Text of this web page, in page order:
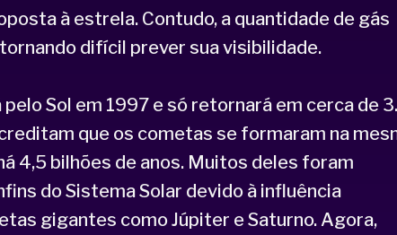
à estrela. Contudo, a quantidade de gás
difícil prever sua visibilidade.
pelo Sol em 1997 e só retornará em cerca de
que os cometas se formaram na
4,5 bilhões de anos. Muitos deles foram
do Sistema Solar devido à influência
gigantes como Júpiter e Saturno. Agora,